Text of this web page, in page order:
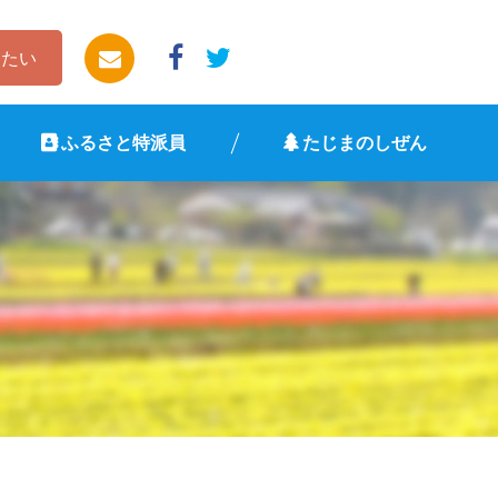
い
ふるさと特派員 たじまのしぜん